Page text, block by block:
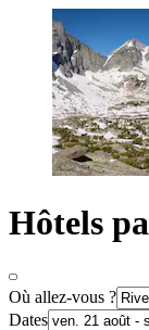
Hôtels
Où allez-vous ?
Dates